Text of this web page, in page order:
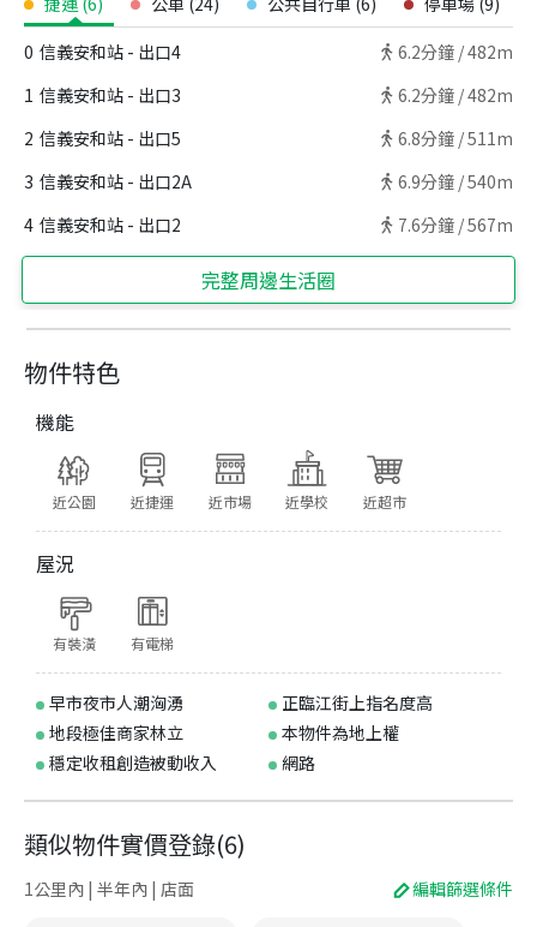
物件特色
機能
近公園 近捷運 近市場 近學校 近超市
屋況
有裝潢 有電梯
早市夜市人潮洶湧
正臨江街上指名度高
地段極佳商家林立
本物件為地上權
穩定收租創造被動收入
網路
0 信義安和站 - 出口4 6.2分鐘 /482m
1 信義安和站 - 出口3 6.2分鐘 /482m
2 信義安和站 - 出口5 6.8分鐘 /511m
3 信義安和站 - 出口2A 6.9分鐘 /540m
4 信義安和站 - 出口2 7.6分鐘 /567m
完整周邊生活圈
類似物件實價登錄(6)
1公里內 | 半年內 | 店面 編輯篩選條件